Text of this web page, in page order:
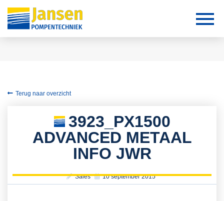
Terug naar overzicht
3923_PX1500
ADVANCED METAAL
INFO JWR
Sales 10 september 2015